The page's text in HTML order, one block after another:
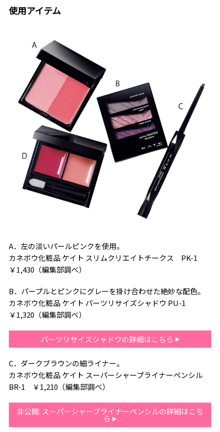
使用アイテム
A．左の淡いパールピンクを使用。
カネボウ化粧品 ケイト スリムクリエイトチークス PK-1
￥1,430（編集部調べ）
B．パープルとピンクにグレーを掛け合わせた絶妙な配色。
カネボウ化粧品 ケイト パーツリサイズシャドウ PU-1
￥1,320（編集部調べ）
パーツリサイズシャドウの詳細はこちら
C．ダークブラウンの細ライナー。
カネボウ化粧品 ケイト スーパーシャープライナーペンシル
BR-1 ￥1,210（編集部調べ）
非公開: スーパーシャープライナーペンシルの詳細はこち
ら